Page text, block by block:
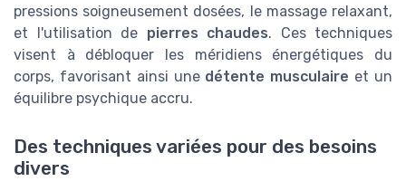
pressions soigneusement dosées, le massage relaxant,
et l'utilisation de pierres chaudes. Ces techniques
visent à débloquer les méridiens énergétiques du
corps, favorisant ainsi une détente musculaire et un
équilibre psychique accru.
Des techniques variées pour des besoins
divers